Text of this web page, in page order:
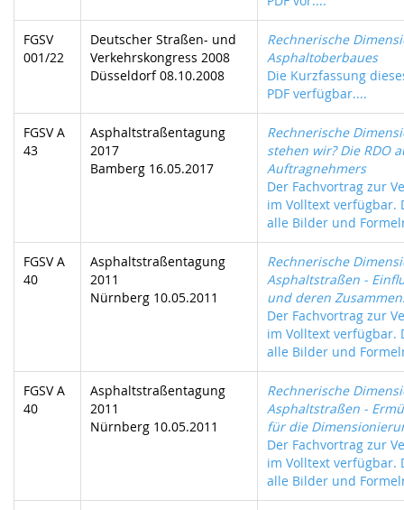
FGSV
001/22
Deutscher Straßen- und
Verkehrskongress 2008
Düsseldorf 08.10.2008
Rechnerische
Asphaltoberbaues
Die Kurzfassung
PDF verfügbar....
FGSV A
43
Asphaltstraßentagung
2017
Bamberg 16.05.2017
Rechnerische
stehen wir? Die RDO
Auftragnehmers
Der Fachvortrag zur
im Volltext verfügbar.
alle Bilder und
FGSV A
40
Asphaltstraßentagung
2011
Nürnberg 10.05.2011
Rechnerische
Asphaltstraßen -
und deren
Der Fachvortrag zur
im Volltext verfügbar.
alle Bilder und
FGSV A
40
Asphaltstraßentagung
2011
Nürnberg 10.05.2011
Rechnerische
Asphaltstraßen -
für die
Der Fachvortrag zur
im Volltext verfügbar.
alle Bilder und